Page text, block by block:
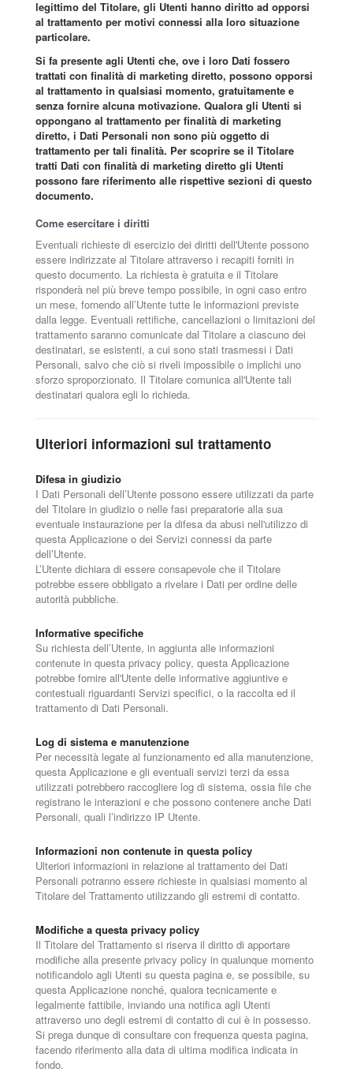
legittimo del Titolare, gli Utenti hanno diritto ad opporsi
al trattamento per motivi connessi alla loro situazione
particolare.
Si fa presente agli Utenti che, ove i loro Dati fossero
trattati con finalità di marketing diretto, possono opporsi
al trattamento in qualsiasi momento, gratuitamente e
senza fornire alcuna motivazione. Qualora gli Utenti si
oppongano al trattamento per finalità di marketing
diretto, i Dati Personali non sono più oggetto di
trattamento per tali finalità. Per scoprire se il Titolare
tratti Dati con finalità di marketing diretto gli Utenti
possono fare riferimento alle rispettive sezioni di questo
documento.
Come esercitare i diritti
Eventuali richieste di esercizio dei diritti dell'Utente possono
essere indirizzate al Titolare attraverso i recapiti forniti in
questo documento. La richiesta è gratuita e il Titolare
risponderà nel più breve tempo possibile, in ogni caso entro
un mese, fornendo all’Utente tutte le informazioni previste
dalla legge. Eventuali rettifiche, cancellazioni o limitazioni del
trattamento saranno comunicate dal Titolare a ciascuno dei
destinatari, se esistenti, a cui sono stati trasmessi i Dati
Personali, salvo che ciò si riveli impossibile o implichi uno
sforzo sproporzionato. Il Titolare comunica all'Utente tali
destinatari qualora egli lo richieda.
Ulteriori informazioni sul trattamento
Difesa in giudizio
I Dati Personali dell’Utente possono essere utilizzati da parte
del Titolare in giudizio o nelle fasi preparatorie alla sua
eventuale instaurazione per la difesa da abusi nell'utilizzo di
questa Applicazione o dei Servizi connessi da parte
dell’Utente.
L’Utente dichiara di essere consapevole che il Titolare
potrebbe essere obbligato a rivelare i Dati per ordine delle
autorità pubbliche.
Informative specifiche
Su richiesta dell’Utente, in aggiunta alle informazioni
contenute in questa privacy policy, questa Applicazione
potrebbe fornire all'Utente delle informative aggiuntive e
contestuali riguardanti Servizi specifici, o la raccolta ed il
trattamento di Dati Personali.
Log di sistema e manutenzione
Per necessità legate al funzionamento ed alla manutenzione,
questa Applicazione e gli eventuali servizi terzi da essa
utilizzati potrebbero raccogliere log di sistema, ossia file che
registrano le interazioni e che possono contenere anche Dati
Personali, quali l’indirizzo IP Utente.
Informazioni non contenute in questa policy
Ulteriori informazioni in relazione al trattamento dei Dati
Personali potranno essere richieste in qualsiasi momento al
Titolare del Trattamento utilizzando gli estremi di contatto.
Modifiche a questa privacy policy
Il Titolare del Trattamento si riserva il diritto di apportare
modifiche alla presente privacy policy in qualunque momento
notificandolo agli Utenti su questa pagina e, se possibile, su
questa Applicazione nonché, qualora tecnicamente e
legalmente fattibile, inviando una notifica agli Utenti
attraverso uno degli estremi di contatto di cui è in possesso.
Si prega dunque di consultare con frequenza questa pagina,
facendo riferimento alla data di ultima modifica indicata in
fondo.